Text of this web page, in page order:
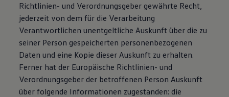
Richtlinien- und Verordnungsgeber gewährte Recht,
jederzeit von dem für die Verarbeitung
Verantwortlichen unentgeltliche Auskunft über die zu
seiner Person gespeicherten personenbezogenen
Daten und eine Kopie dieser Auskunft zu erhalten.
Ferner hat der Europäische Richtlinien- und
Verordnungsgeber der betroffenen Person Auskunft
über folgende Informationen zugestanden: die